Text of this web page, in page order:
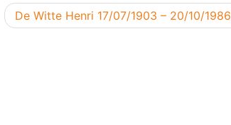
Volgend bericht
De Witte Henri 17/07/1903 – 20/10/1986